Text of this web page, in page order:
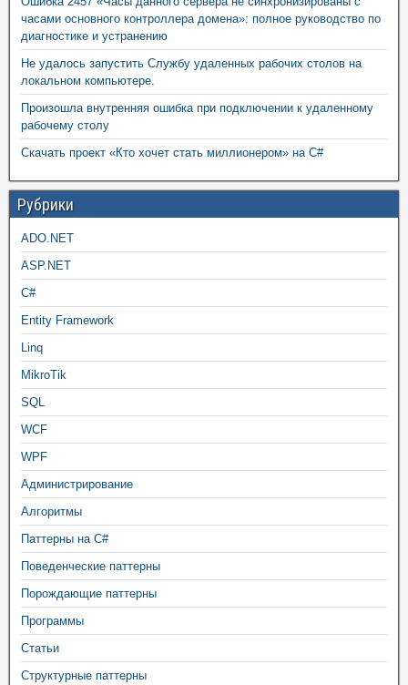
часами основного контроллера домена»: полное руководство по
диагностике и устранению
Не удалось запустить Службу удаленных рабочих столов на
локальном компьютере.
Произошла внутренняя ошибка при подключении к удаленному
рабочему столу
Скачать проект «Кто хочет стать миллионером» на C#
Рубрики
ADO.NET
ASP.NET
C#
Entity Framework
Linq
MikroTik
SQL
WCF
WPF
Администрирование
Алгоритмы
Паттерны на C#
Поведенческие паттерны
Порождающие паттерны
Программы
Статьи
Структурные паттерны